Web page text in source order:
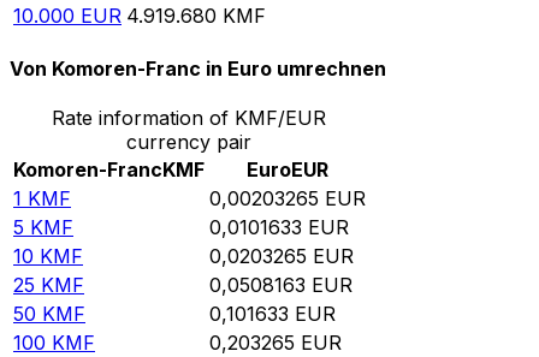
10.000 EUR 4.919.680 KMF
Von Komoren-Franc in Euro umrechnen
Rate information of KMF/EUR
currency pair
Komoren-FrancKMF EuroEUR
1 KMF 0,00203265 EUR
5 KMF 0,0101633 EUR
10 KMF 0,0203265 EUR
25 KMF 0,0508163 EUR
50 KMF 0,101633 EUR
100 KMF 0,203265 EUR